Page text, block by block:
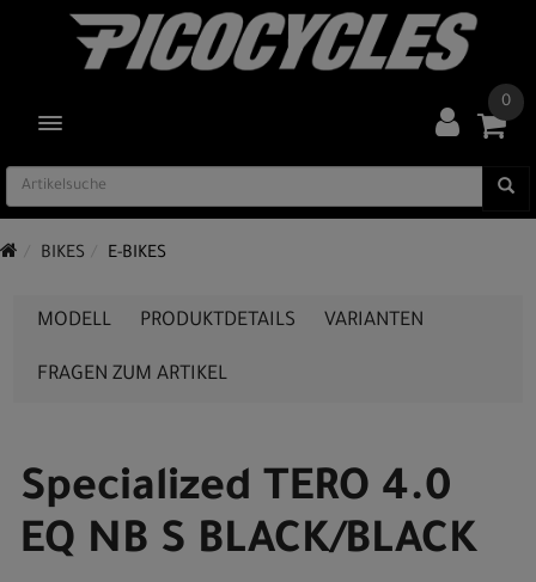
TOGGLE NAVIGATION
0
BIKES E-BIKES
MODELL PRODUKTDETAILS VARIANTEN
FRAGEN ZUM ARTIKEL
Specialized TERO 4.0
EQ NB S BLACK/BLACK